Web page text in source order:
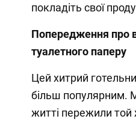
покладіть свої
Попередження про
туалетного паперу
Цей хитрий
більш популярним.
житті пережили